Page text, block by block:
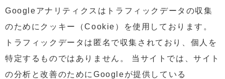
Googleアナリティクスはトラフィックデータの収集
のためにクッキー（Cookie）を使用しております。
トラフィックデータは匿名で収集されており、個人を
特定するものではありません。 当サイトでは、サイト
の分析と改善のためにGoogleが提供している